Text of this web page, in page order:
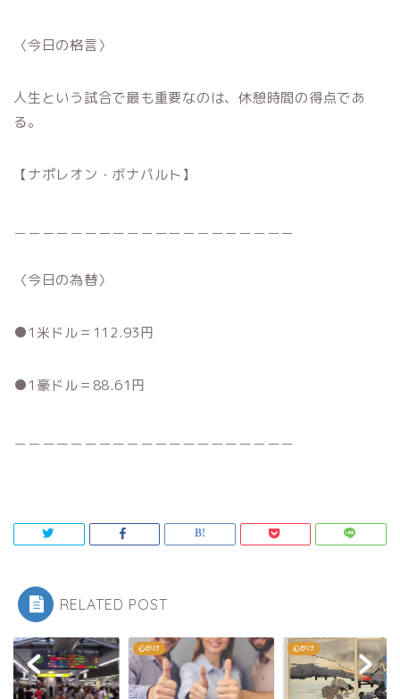
〈今日の格言〉
人生という試合で最も重要なのは、休憩時間の得点であ
る。
【ナポレオン・ボナパルト】
〈今日の為替〉
●1米ドル＝112.93円
●1豪ドル＝88.61円
RELATED POST
心がけ 心がけ